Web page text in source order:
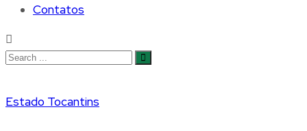
Contatos
Estado Tocantins